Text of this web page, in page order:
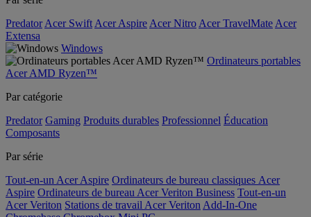
Predator Acer Swift Acer Aspire Acer Nitro Acer TravelMate Acer
Extensa
Windows
Ordinateurs portables
Acer AMD Ryzen™
Par catégorie
Predator Gaming Produits durables Professionnel Éducation
Composants
Par série
Tout-en-un Acer Aspire Ordinateurs de bureau classiques Acer
Aspire Ordinateurs de bureau Acer Veriton Business Tout-en-un
Acer Veriton Stations de travail Acer Veriton Add-In-One